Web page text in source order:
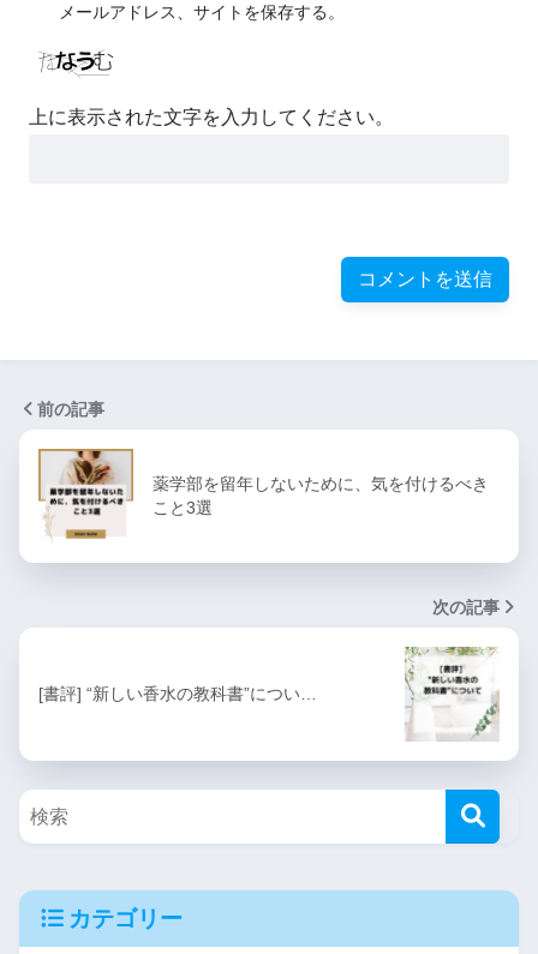
メールアドレス、サイトを保存する。
上に表示された文字を入力してください。
前の記事
薬学部を留年しないために、気を付けるべき
こと3選
次の記事
[書評] “新しい香水の教科書”につい…
カテゴリー